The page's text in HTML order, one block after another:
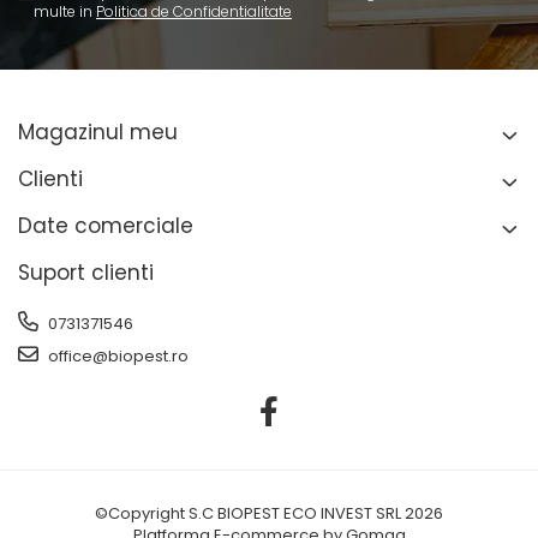
multe in Politica de Confidentialitate
Magazinul meu
Clienti
Date comerciale
Suport clienti
0731371546
office@biopest.ro
©Copyright S.C BIOPEST ECO INVEST SRL 2026